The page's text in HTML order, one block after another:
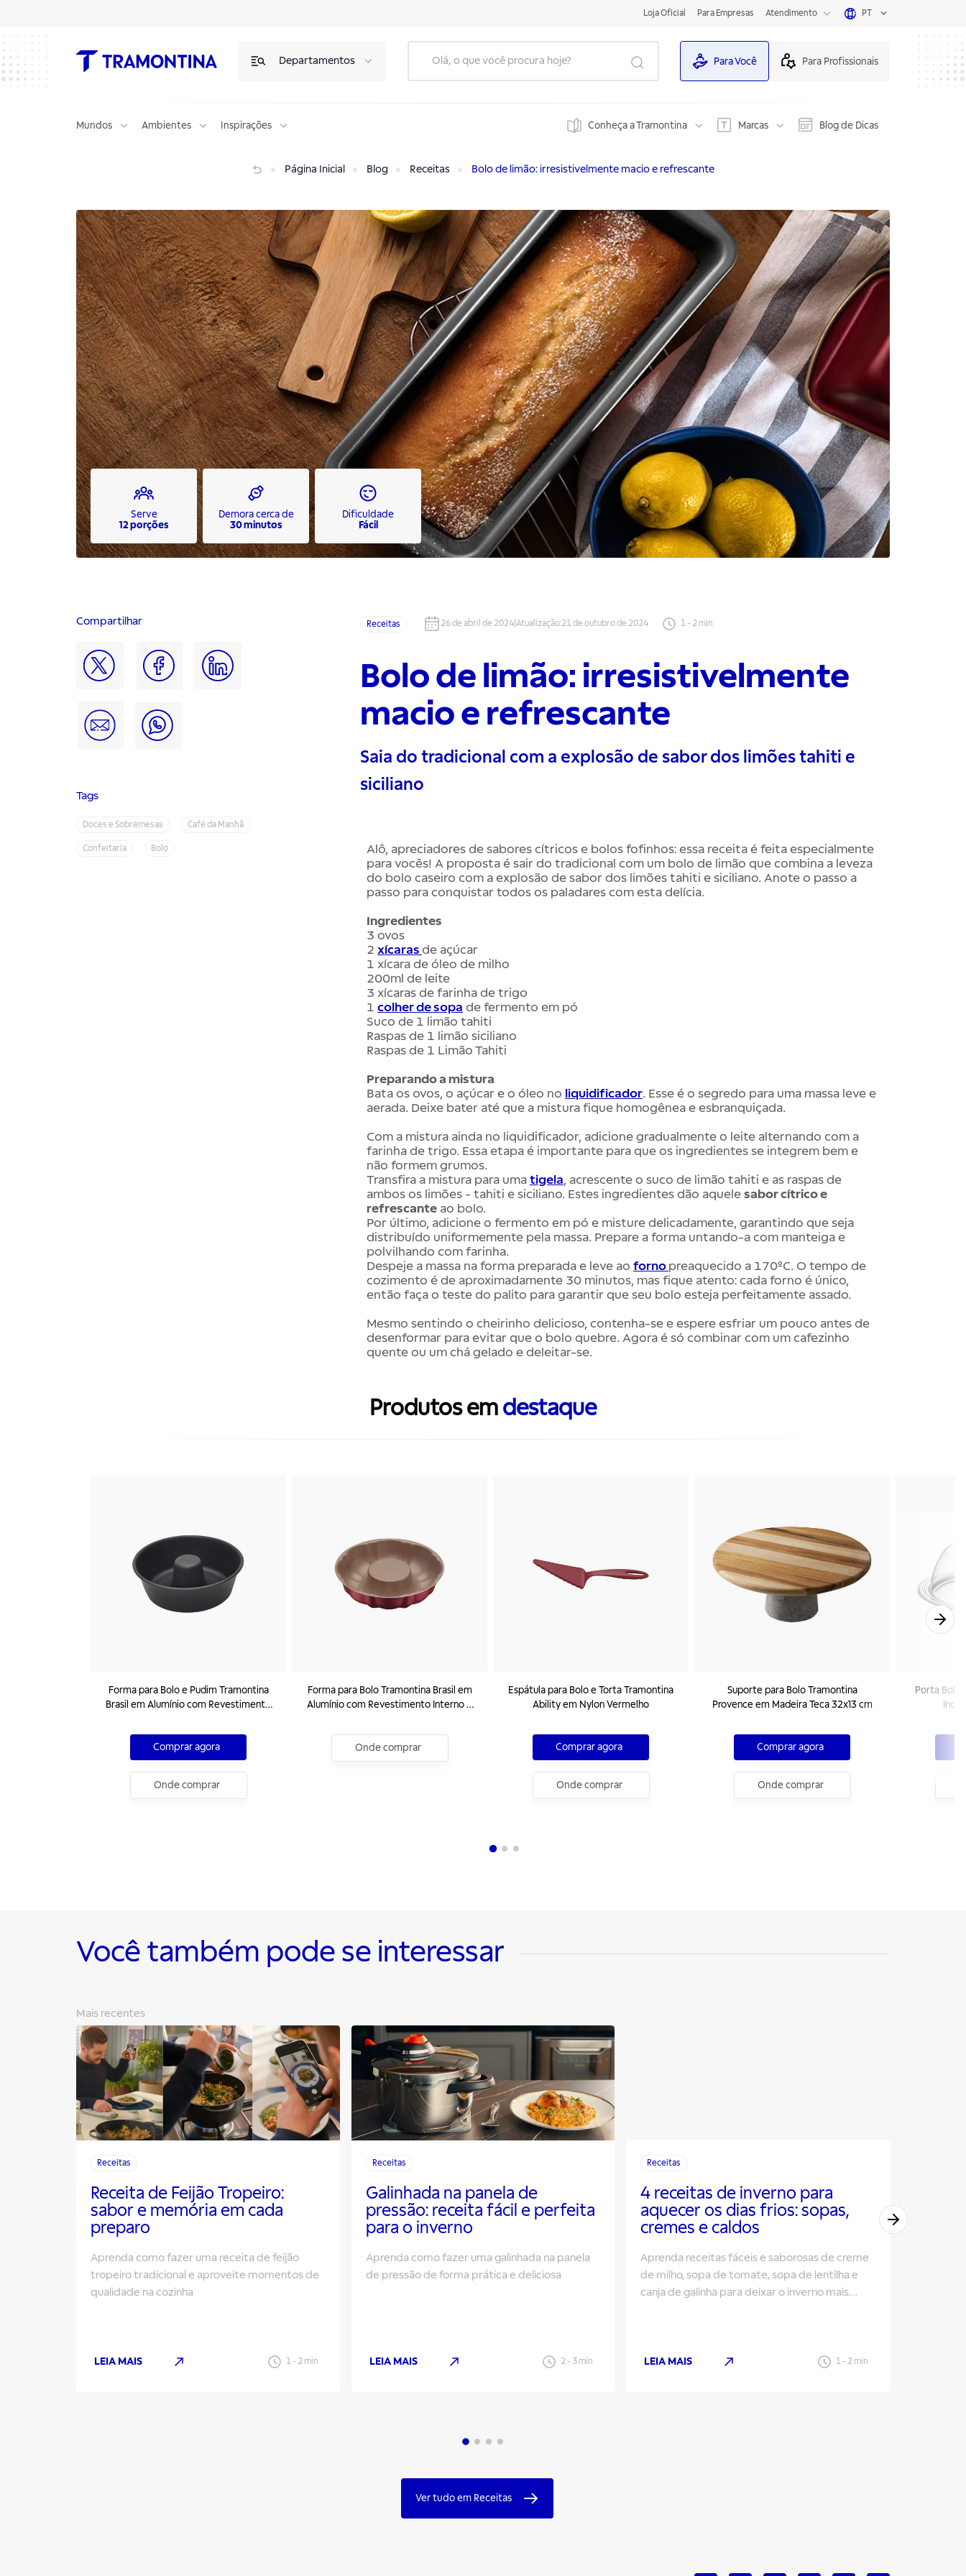
Loja Oficial Para Empresas Atendimento PT
Departamentos Para Você Para Profissionais
Mundos Ambientes Inspirações Conheça a Tramontina Marcas Blog de Dicas
Página Inicial Blog Receitas Bolo de limão: irresistivelmente macio e refrescante
Serve
12 porções
Demora cerca de
30 minutos
Dificuldade
Fácil
Compartilhar
Tags
Doces e Sobremesas Café da Manhã
Confeitaria Bolo
Receitas 26 de abril de 2024 Atualização:21 de outubro de 2024 1- 2 min
Bolo de limão: irresistivelmente
macio e refrescante
Saia do tradicional com a explosão de sabor dos limões tahiti e
siciliano
Alô, apreciadores de sabores cítricos e bolos fofinhos: essa receita é feita especialmente
para vocês! A proposta é sair do tradicional com um bolo de limão que combina a leveza
do bolo caseiro com a explosão de sabor dos limões tahiti e siciliano. Anote o passo a
passo para conquistar todos os paladares com esta delícia.
Ingredientes
3 ovos
2 xícaras de açúcar
1 xícara de óleo de milho
200ml de leite
3 xícaras de farinha de trigo
1 colher de sopa de fermento em pó
Suco de 1 limão tahiti
Raspas de 1 limão siciliano
Raspas de 1 Limão Tahiti
Preparando a mistura
Bata os ovos, o açúcar e o óleo no liquidificador. Esse é o segredo para uma massa leve e
aerada. Deixe bater até que a mistura fique homogênea e esbranquiçada.
Com a mistura ainda no liquidificador, adicione gradualmente o leite alternando com a
farinha de trigo. Essa etapa é importante para que os ingredientes se integrem bem e
não formem grumos.
Transfira a mistura para uma tigela, acrescente o suco de limão tahiti e as raspas de
ambos os limões - tahiti e siciliano. Estes ingredientes dão aquele sabor cítrico e
refrescante ao bolo.
Por último, adicione o fermento em pó e misture delicadamente, garantindo que seja
distribuído uniformemente pela massa. Prepare a forma untando-a com manteiga e
polvilhando com farinha.
Despeje a massa na forma preparada e leve ao forno preaquecido a 170ºC. O tempo de
cozimento é de aproximadamente 30 minutos, mas fique atento: cada forno é único,
então faça o teste do palito para garantir que seu bolo esteja perfeitamente assado.
Mesmo sentindo o cheirinho delicioso, contenha-se e espere esfriar um pouco antes de
desenformar para evitar que o bolo quebre. Agora é só combinar com um cafezinho
quente ou um chá gelado e deleitar-se.
Produtos em destaque
Forma para Bolo e Pudim Tramontina
Brasil em Alumínio com Revestimento
Starflon Premium Preto 24 cm 2,6 L
Comprar agora
Onde comprar
Forma para Bolo Tramontina Brasil em
Alumínio com Revestimento Interno e
Vermelha 24 cm 2 L
Onde comprar
Espátula para Bolo e Torta Tramontina
Ability em Nylon Vermelho
Comprar agora
Onde comprar
Suporte para Bolo Tramontina
Provence em Madeira Teca 32x13 cm
Comprar agora
Onde comprar
Porta Bolo
Inox
Você também pode se interessar
Mais recentes
Receitas
Receita de Feijão Tropeiro:
sabor e memória em cada
preparo
Aprenda como fazer uma receita de feijão
tropeiro tradicional e aproveite momentos de
qualidade na cozinha
LEIA MAIS 1- 2min
Receitas
Galinhada na panela de
pressão: receita fácil e perfeita
para o inverno
Aprenda como fazer uma galinhada na panela
de pressão de forma prática e deliciosa
LEIA MAIS 2- 3 min
Receitas
4 receitas de inverno para
aquecer os dias frios: sopas,
cremes e caldos
Aprenda receitas fáceis e saborosas de creme
de milho, sopa de tomate, sopa de lentilha e
canja de galinha para deixar o inverno mais
LEIA MAIS 1- 2min
Ver tudo em Receitas